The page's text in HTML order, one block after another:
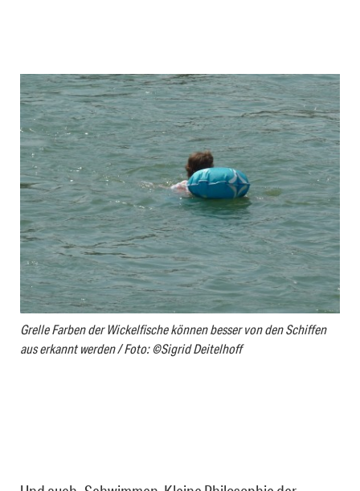
Grelle Farben der Wickelfische können besser von den Schiffen
aus erkannt werden / Foto: ©Sigrid Deitelhoff